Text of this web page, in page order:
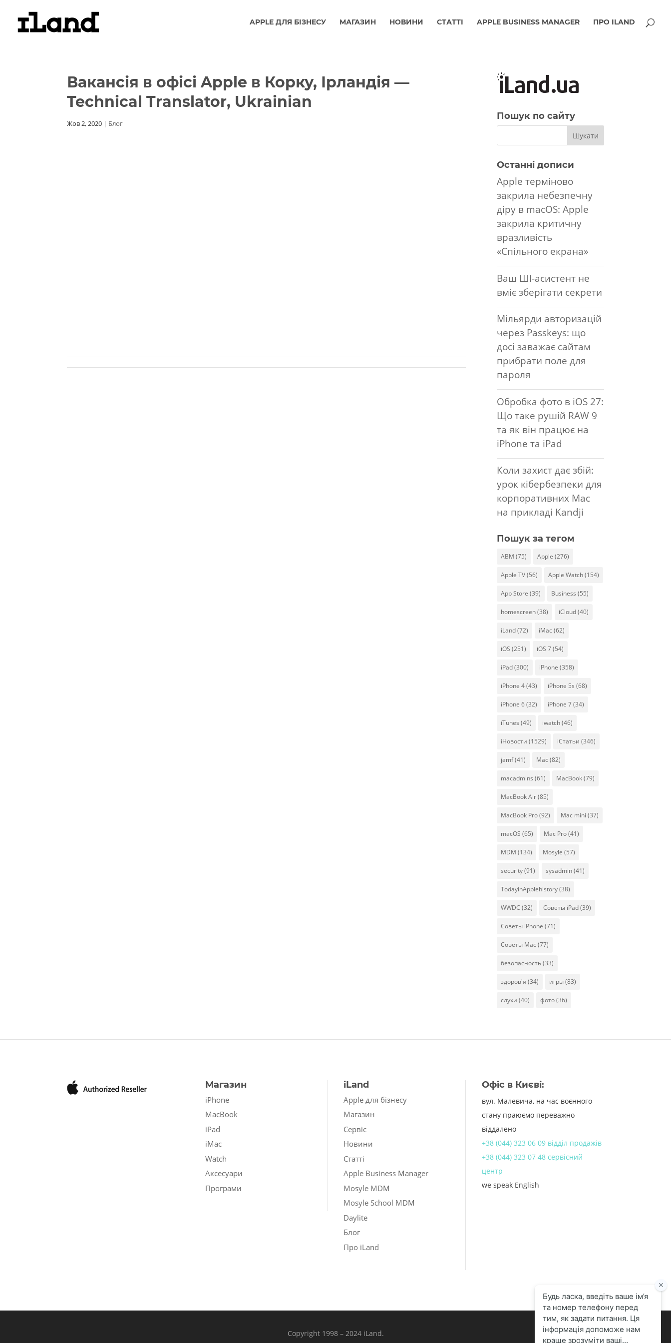
APPLE ДЛЯ БІЗНЕСУ МАГАЗИН НОВИНИ СТАТТІ APPLE BUSINESS MANAGER ПРО ILAND
Вакансія в офісі Apple в Корку, Ірландія —
Technical Translator, Ukrainian
Жов 2, 2020 | Блог
Пошук по сайту
Останні дописи
Apple терміново
закрила небезпечну
діру в macOS: Apple
закрила критичну
вразливість
«Спільного екрана»
Ваш ШІ-асистент не
вміє зберігати секрети
Мільярди авторизацій
через Passkeys: що
досі заважає сайтам
прибрати поле для
пароля
Обробка фото в iOS 27:
Що таке рушій RAW 9
та як він працює на
iPhone та iPad
Коли захист дає збій:
урок кібербезпеки для
корпоративних Mac
на прикладі Kandji
Пошук за тегом
ABM (75) Apple (276)
Apple TV(56) Apple Watch(154)
App Store (39) Business (55)
homescreen(38) iCloud(40)
iLand(72) iMac (62)
iOS (251) iOS 7(54)
iPad(300) iPhone (358)
iPhone 4(43) iPhone 5s (68)
iPhone 6(32) iPhone 7(34)
iTunes (49) iwatch(46)
iНовости (1529) iСтатьи (346)
jamf(41) Mac (82)
macadmins (61) MacBook(79)
MacBook Air(85)
MacBook Pro(92) Mac mini (37)
macOS (65) Mac Pro(41)
MDM (134) Mosyle (57)
security(91) sysadmin(41)
TodayinApplehistory(38)
WWDC (32) Советы iPad(39)
Советы iPhone (71)
Советы Mac (77)
безопасность(33)
здоров'я (34) игры(83)
слухи (40) фото(36)
Магазин
iPhone
MacBook
iPad
iMac
Watch
Аксесуари
Програми
iLand
Apple для бізнесу
Магазин
Сервіс
Новини
Статті
Apple Business Manager
Mosyle MDM
Mosyle School MDM
Daylite
Блог
Про iLand
Офіс в Києві:
вул. Малевича, на час воєнного
стану праюємо переважно
віддалено
+38 (044) 323 06 09 відділ продажів
+38 (044) 323 07 48 сервісний
центр
we speak English
Copyright 1998 – 2024 iLand.